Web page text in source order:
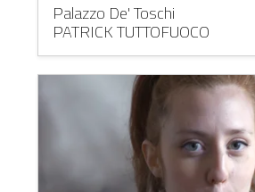
Palazzo De' Toschi
PATRICK TUTTOFUOCO